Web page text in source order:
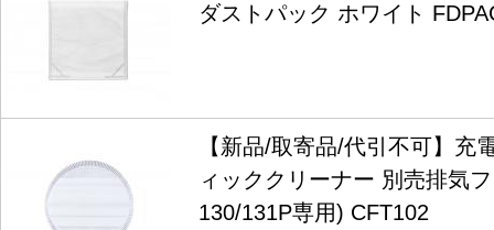
ダストパック ホワイト
【新品/取寄品/代引不可】充
ィッククリーナー 別売排気
130/131P専用) CFT102